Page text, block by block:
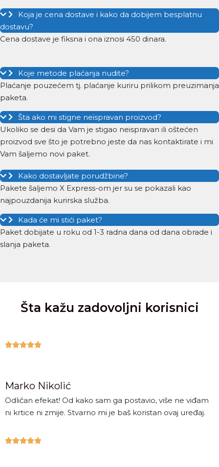
Koja je cena dostave i kako da dobijem besplatnu
dostavu?
Cena dostave je fiksna i ona iznosi 450 dinara.
Koje metode plaćanja nudite?
Plaćanje pouzećem tj. plaćanje kuriru prilikom preuzimanja
paketa.
Šta ako mi stigne neispravan proizvod?
Ukoliko se desi da Vam je stigao neispravan ili oštećen
proizvod sve što je potrebno jeste da nas kontaktirate i mi
Vam šaljemo novi paket.
Kako dostavljate porudžbine?
Pakete šaljemo X Express-om jer su se pokazali kao
najpouzdanija kurirska služba.
Kada će mi stići paket?
Paket dobijate u roku od 1-3 radna dana od dana obrade i
slanja paketa.
Šta kažu zadovoljni korisnici

Marko Nikolić
Odličan efekat! Od kako sam ga postavio, više ne viđam
ni krtice ni zmije. Stvarno mi je baš koristan ovaj uređaj.
